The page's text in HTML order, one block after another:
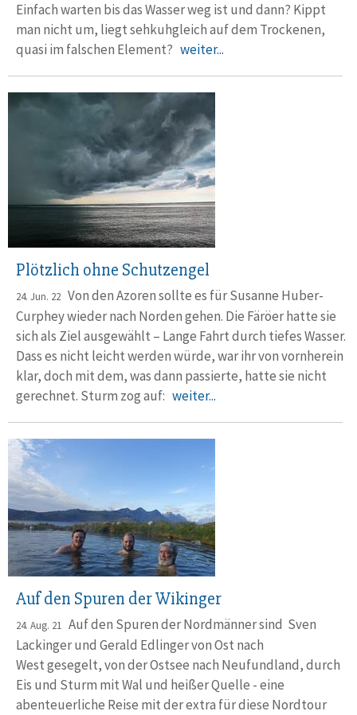
Einfach warten bis das Wasser weg ist und dann? Kippt
man nicht um, liegt sehkuh­gleich auf dem Trockenen,
quasi im falschen Element? weiter...
Plötzlich ohne Schutzengel
24. Jun. 22 Von den Azoren sollte es für Susanne Huber-
Curphey wieder nach Norden gehen. Die Färöer hatte sie
sich als Ziel ausgewählt – Lange Fahrt durch tiefes Wasser.
Dass es nicht leicht werden würde, war ihr von vornherein
klar, doch mit dem, was dann passierte, hatte sie nicht
gerechnet. Sturm zog auf: weiter...
Auf den Spuren der Wikinger
24. Aug. 21 Auf den Spuren der Nordmänner sind Sven
Lackinger und Gerald Edlinger von Ost nach
West gesegelt, von der Ostsee nach Neufundland, durch
Eis und Sturm mit Wal und heißer Quelle - eine
abenteuerliche Reise mit der extra für diese Nordtour